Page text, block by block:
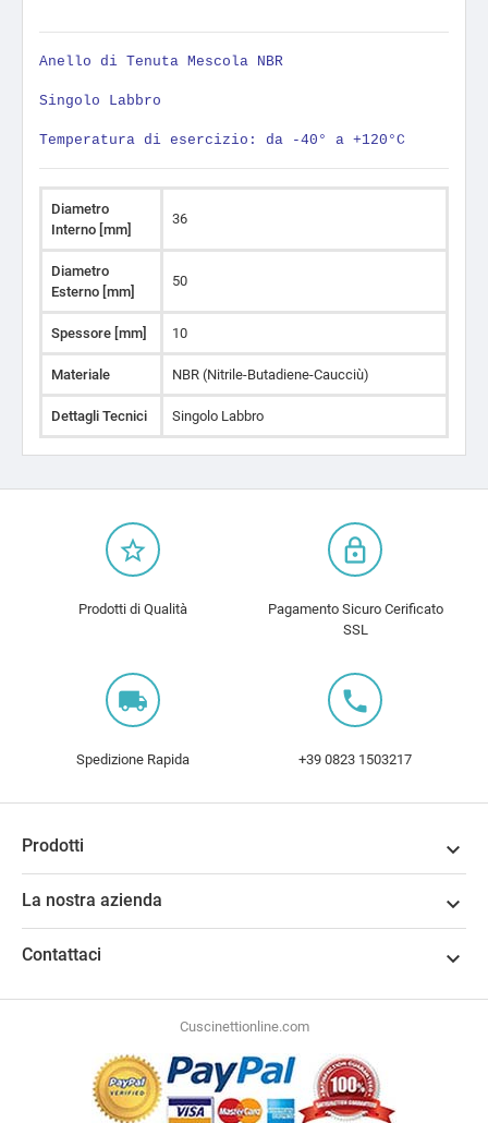
Anello di Tenuta Mescola NBR
Singolo Labbro
Temperatura di esercizio: da -40° a +120°C
Diametro
Interno [mm]
36
Diametro
Esterno [mm]
50
Spessore [mm] 10
Materiale NBR (Nitrile-Butadiene-Caucciù)
Dettagli Tecnici Singolo Labbro
star_border
Prodotti di Qualità
lock_outline
Pagamento Sicuro Cerificato
SSL
local_shipping
Spedizione Rapida
local_phone
+39 0823 1503217
Prodotti 
La nostra azienda 
Contattaci 
Cuscinettionline.com